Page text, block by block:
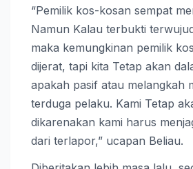
“Pemilik kos-kosan sempat
Namun Kalau terbukti
maka kemungkinan pemilik
dijerat, tapi kita Tetap akan
apakah pasif atau melangkah
terduga pelaku. Kami Tetap
dikarenakan kami harus
dari terlapor,” ucapan Beliau.